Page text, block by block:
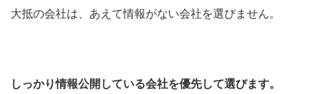
大抵の会社は、あえて情報がない会社を選びません。
しっかり情報公開している会社を優先して選びます。